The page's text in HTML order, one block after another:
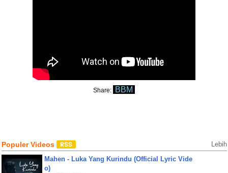
Share: BBM
Populer Videos Lebih
Mahen - Luka Yang Kurindu (Official Lyric Vide
o)